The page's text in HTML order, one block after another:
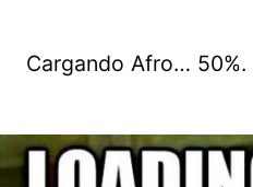
Cargando Afro… 50%.